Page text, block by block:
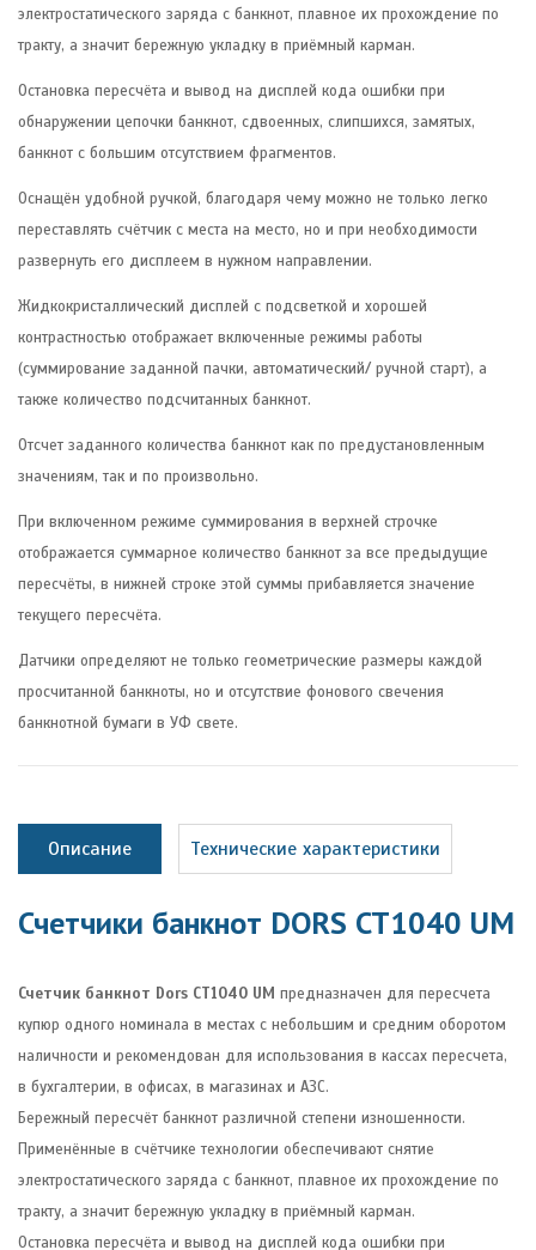
электростатического заряда с банкнот, плавное их прохождение по
тракту, а значит бережную укладку в приёмный карман.
Остановка пересчёта и вывод на дисплей кода ошибки при
обнаружении цепочки банкнот, сдвоенных, слипшихся, замятых,
банкнот с большим отсутствием фрагментов.
Оснащён удобной ручкой, благодаря чему можно не только легко
переставлять счётчик с места на место, но и при необходимости
развернуть его дисплеем в нужном направлении.
Жидкокристаллический дисплей с подсветкой и хорошей
контрастностью отображает включенные режимы работы
(суммирование заданной пачки, автоматический/ ручной старт), а
также количество подсчитанных банкнот.
Отсчет заданного количества банкнот как по предустановленным
значениям, так и по произвольно.
При включенном режиме суммирования в верхней строчке
отображается суммарное количество банкнот за все предыдущие
пересчёты, в нижней строке этой суммы прибавляется значение
текущего пересчёта.
Датчики определяют не только геометрические размеры каждой
просчитанной банкноты, но и отсутствие фонового свечения
банкнотной бумаги в УФ свете.
Описание Технические характеристики
Счетчики банкнот DORS CT1040 UM
Счетчик банкнот Dors CT1040 UM предназначен для пересчета
купюр одного номинала в местах с небольшим и средним оборотом
наличности и рекомендован для использования в кассах пересчета,
в бухгалтерии, в офисах, в магазинах и АЗС.
Бережный пересчёт банкнот различной степени изношенности.
Применённые в счётчике технологии обеспечивают снятие
электростатического заряда с банкнот, плавное их прохождение по
тракту, а значит бережную укладку в приёмный карман.
Остановка пересчёта и вывод на дисплей кода ошибки при